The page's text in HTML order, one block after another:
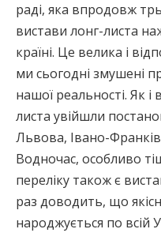
раді, яка впродовж
вистави лонг-листа
країні. Це велика і
ми сьогодні змушені
нашої реальності. Як
листа увійшли
Львова, Івано-
Водночас, особливо
переліку також є
раз доводить, що
народжується по всій